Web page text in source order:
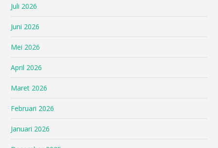
Juli 2026
Juni 2026
Mei 2026
April 2026
Maret 2026
Februari 2026
Januari 2026